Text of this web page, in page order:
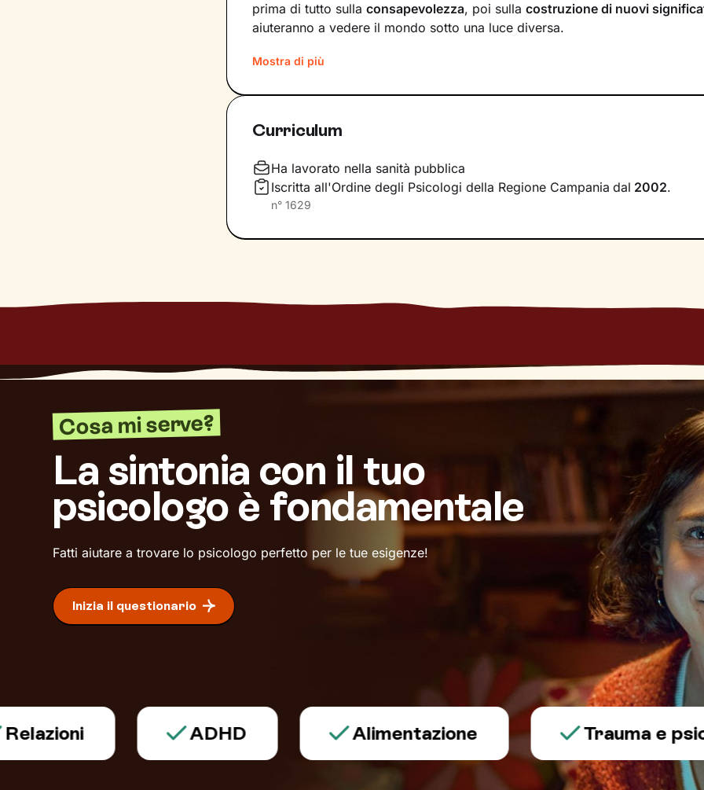
prima di tutto sulla consapevolezza, poi sulla costruzione di nuovi
aiuteranno a vedere il mondo sotto una luce diversa.
Passo dopo passo esploreremo le tue
a questi strumenti avrai modo di affrontare e risolvere i nodi più spinosi,
rielaboreremo i tuoi vissuti , faremo emergere i tuoi
modalità di azioneche tengano conto anche del tuo contesto relazionale.
che ti accompagnerà verso i tuoi obiettivi fino a raggiungere un maggiore
Mostra di più
Curriculum
Ha lavorato nella sanità pubblica
Iscritta all'Ordine degli Psicologi della Regione Campania dal 2002.
n° 1629
Cosa mi serve?
La sintonia con il tuo
psicologo è fondamentale
Fatti aiutare a trovare lo psicologo perfetto per le tue esigenze!
Inizia il questionario
ADHD Alimentazione Trauma e